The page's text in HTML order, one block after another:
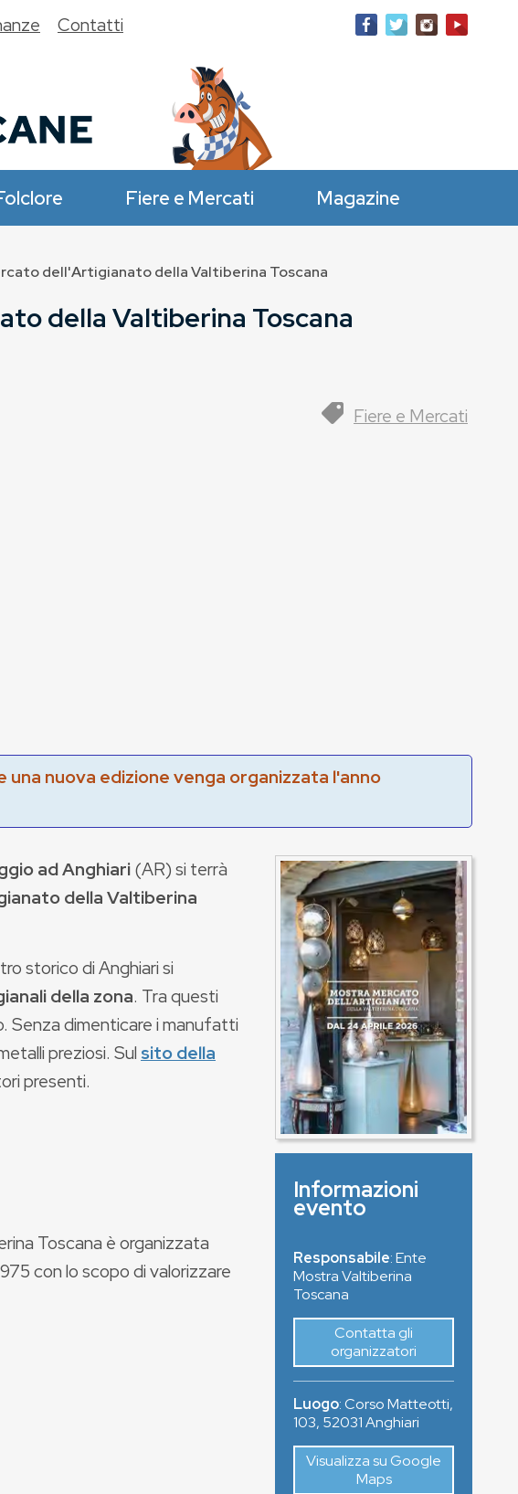
Fiere e Mercati Magazine
Contatti
dell'Artigianato della Valtiberina Toscana
della Valtiberina Toscana
Fiere e Mercati
nuova edizione venga organizzata l'anno
ad Anghiari(AR) si terrà
della Valtiberina
storico di Anghiari si
della zona. Tra questi
Senza dimenticare i manufatti
preziosi. Sul sito della
presenti.
Toscana è organizzata
con lo scopo di valorizzare
Informazioni
evento
Responsabile: Ente
Mostra Valtiberina
Toscana
Contatta gli
organizzatori
Luogo:Corso Matteotti,
103, 52031Anghiari
Visualizza su Google
Maps